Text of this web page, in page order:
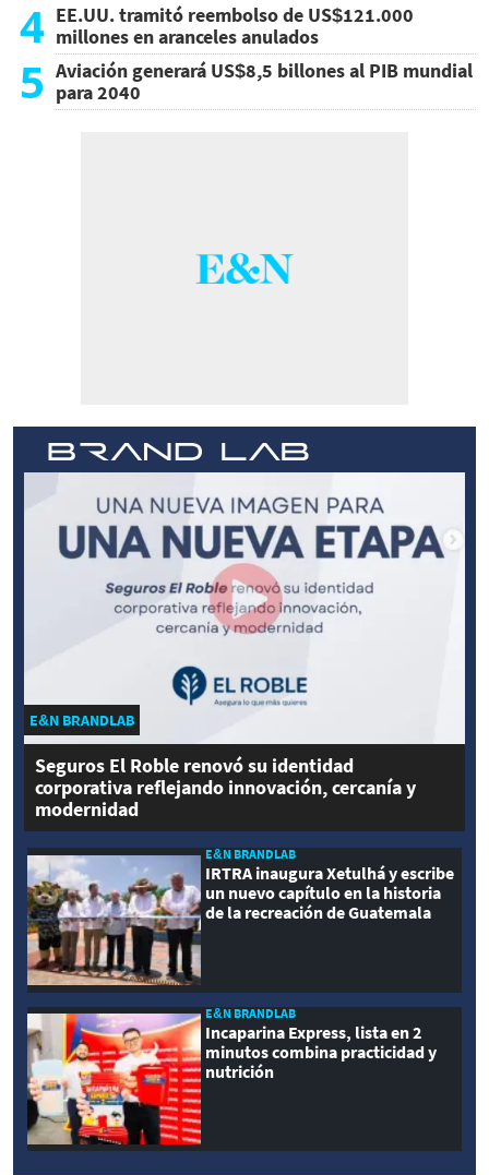
4 EE.UU. tramitó reembolso de US$121.000
millones en aranceles anulados
5 Aviación generará US$8,5 billones al PIB mundial
para 2040
E&N BRANDLAB
Seguros El Roble renovó su identidad
corporativa reflejando innovación, cercanía y
modernidad
E&N BRANDLAB
IRTRA inaugura Xetulhá y escribe
un nuevo capítulo en la historia
de la recreación de Guatemala
E&N BRANDLAB
Incaparina Express, lista en 2
minutos combina practicidad y
nutrición